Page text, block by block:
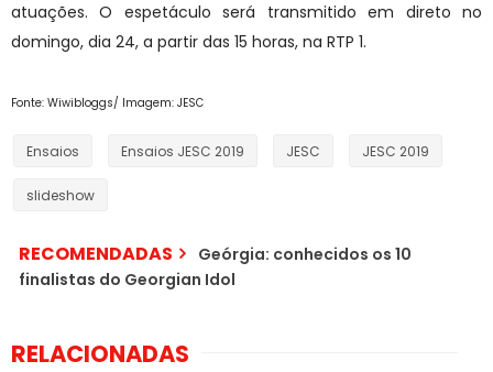
atuações. O espetáculo será transmitido em direto no
domingo, dia 24, a partir das 15 horas, na RTP 1.
Fonte: Wiwibloggs/ Imagem: JESC
Ensaios Ensaios JESC 2019 JESC JESC 2019
slideshow
RECOMENDADAS
Geórgia: conhecidos os 10
finalistas do Georgian Idol
RELACIONADAS